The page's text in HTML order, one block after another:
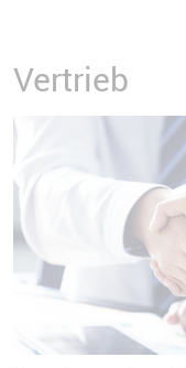
Vertrieb